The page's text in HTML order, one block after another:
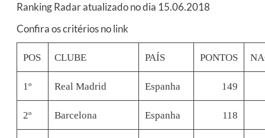
Ranking Radar atualizado no dia 15.06.2018
Confira os critérios nolink
POS CLUBE PAÍS PONTOS
1º Real Madrid Espanha 149
2º Barcelona Espanha 118